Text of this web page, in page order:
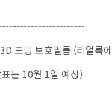
포밍 보호필름 (리얼룩
는 10월 1일 예정)